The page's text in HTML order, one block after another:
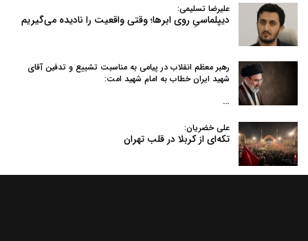
علیرضا تسلیمی:
دیپلماسیِ روی ابرها؛ وقتی واقعیت را نادیده می‌گیریم
رهبر معظم انقلاب در پیامی به‌ مناسبت تشییع و تدفین آقای
شهید ایران خطاب به امام شهید امت:
…
علی خضریان:
تکه‌ای از کربلا در قلب تهران